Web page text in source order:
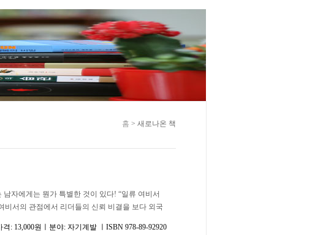
홈 > 새로나온 책
남자에게는 뭔가 특별한 것이 있다! “일류 여비서
비서의 관점에서 리더들의 신뢰 비결을 보다 외국
: 13,000원ㅣ분야: 자기계발 ㅣISBN 978-89-92920